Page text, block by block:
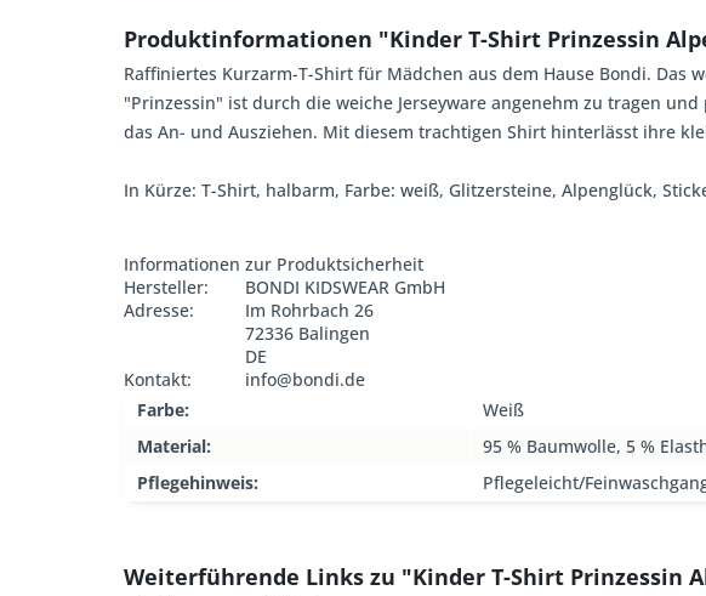
Produktinformationen "Kinder T-Shirt Prinzessin
Raffiniertes Kurzarm-T-Shirt für Mädchen aus dem Hause Bondi.
"Prinzessin" ist durch die weiche Jerseyware angenehm zu tragen
das An- und Ausziehen. Mit diesem trachtigen Shirt hinterlässt ihre
In Kürze: T-Shirt, halbarm, Farbe: weiß, Glitzersteine, Alpenglück,
Informationen zur Produktsicherheit
Hersteller:
BONDI KIDSWEAR GmbH
Adresse:
Im Rohrbach 26
72336 Balingen
DE
Kontakt:
info@bondi.de
Farbe:
Weiß
Material:
95 % Baumwolle, 5 %
Pflegehinweis:
Pflegeleicht/
Weiterführende Links zu "Kinder T-Shirt Prinzessin